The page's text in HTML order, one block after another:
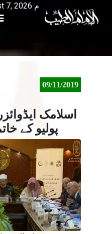
Friday, August 7, 2026 - August 7, 2026 م
09/11/2019
اسلامک
پولیو کے